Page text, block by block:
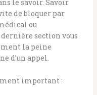
le savoir. Savoir
de bloquer par
ou
section vous
la peine
d’un appel.
important :